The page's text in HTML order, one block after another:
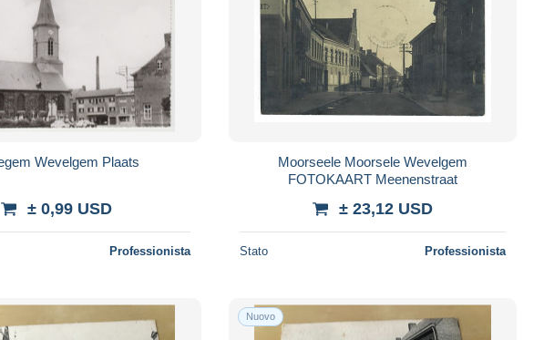
Gullegem Wevelgem Plaats
± 0,99 USD
Professionista
Moorseele Moorsele Wevelgem
FOTOKAART Meenenstraat
± 23,12 USD
Stato Professionista
Nuovo